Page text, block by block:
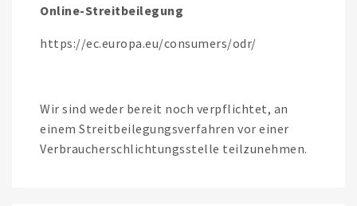
Online-Streitbeilegung
https://ec.europa.eu/consumers/odr/
Wir sind weder bereit noch verpflichtet, an
einem Streitbeilegungsverfahren vor einer
Verbraucherschlichtungsstelle teilzunehmen.